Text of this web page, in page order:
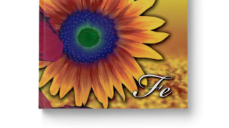
GLOSARIO
CONTACTO
LOGIN / REGISTER
CART